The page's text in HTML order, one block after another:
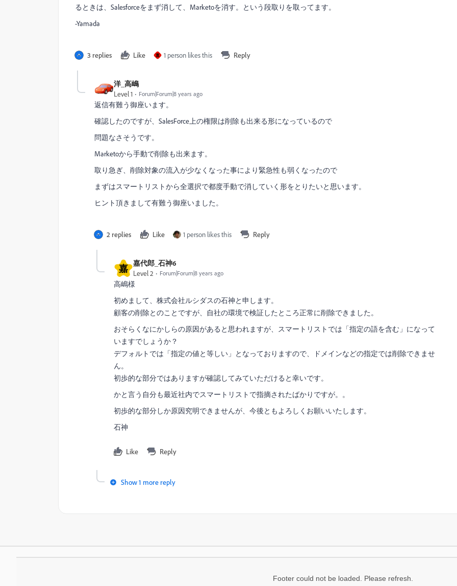
るときは、Salesforceをまず消して、Marketoを消す。という段取りを取ってます。
-Yamada
3 replies Like 直 1 person likes this Reply
洋_高嶋
Level 1 Forum|Forum|8 years ago
返信有難う御座います。
確認したのですが、SalesForce上の権限は削除も出来る形になっているので
問題なさそうです。
Marketoから手動で削除も出来ます。
取り急ぎ、削除対象の流入が少なくなった事により緊急性も弱くなったので
まずはスマートリストから全選択で都度手動で消していく形をとりたいと思います。
ヒント頂きまして有難う御座いました。
2 replies Like 1 person likes this Reply
嘉 嘉代郎_石神6
Level 2 Forum|Forum|8 years ago
高嶋様
初めまして、株式会社ルシダスの石神と申します。
顧客の削除とのことですが、自社の環境で検証したところ正常に削除できました。
おそらくなにかしらの原因があると思われますが、スマートリストでは「指定の語を含む」になって
いますでしょうか？
デフォルトでは「指定の値と等しい」となっておりますので、ドメインなどの指定では削除できませ
ん。
初歩的な部分ではありますが確認してみていただけると幸いです。
かと言う自分も最近社内でスマートリストで指摘されたばかりですが。。
初歩的な部分しか原因究明できませんが、今後ともよろしくお願いいたします。
石神
Like Reply
Show 1 more reply
Footer could not be loaded. Please refresh.